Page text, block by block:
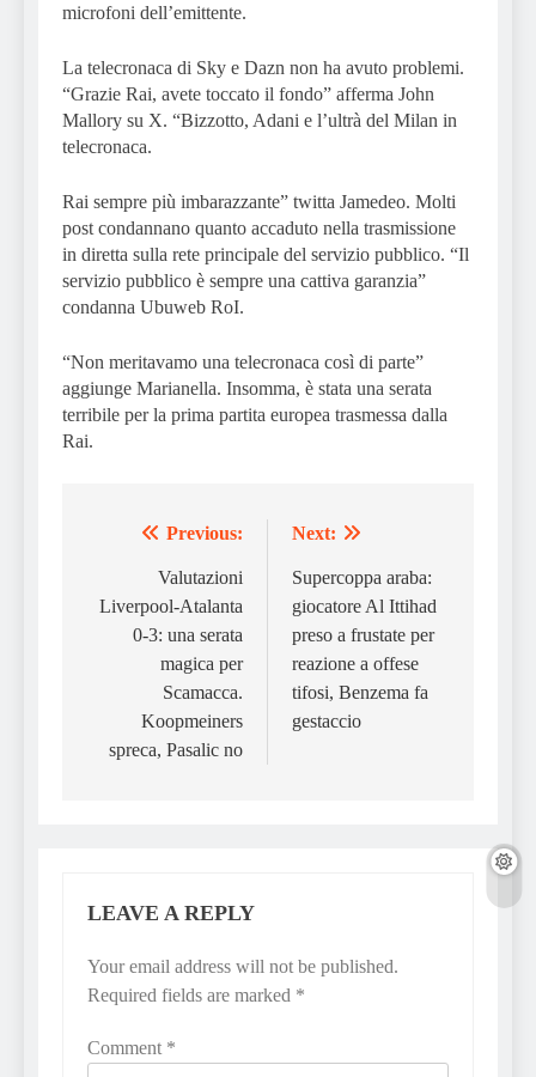
microfoni dell’emittente.
La telecronaca di Sky e Dazn non ha avuto problemi.
“Grazie Rai, avete toccato il fondo” afferma John
Mallory su X. “Bizzotto, Adani e l’ultrà del Milan in
telecronaca.
Rai sempre più imbarazzante” twitta Jamedeo. Molti
post condannano quanto accaduto nella trasmissione
in diretta sulla rete principale del servizio pubblico. “Il
servizio pubblico è sempre una cattiva garanzia”
condanna Ubuweb RoI.
“Non meritavamo una telecronaca così di parte”
aggiunge Marianella. Insomma, è stata una serata
terribile per la prima partita europea trasmessa dalla
Rai.
navigation
Previous:
Valutazioni
Liverpool-Atalanta
0-3: una serata
magica per
Scamacca.
Koopmeiners
spreca, Pasalic no
Next:
Supercoppa araba:
giocatore Al Ittihad
preso a frustate per
reazione a offese
tifosi, Benzema fa
gestaccio
LEAVE A REPLY
Your email address will not be published.
Required fields are marked *
Comment *